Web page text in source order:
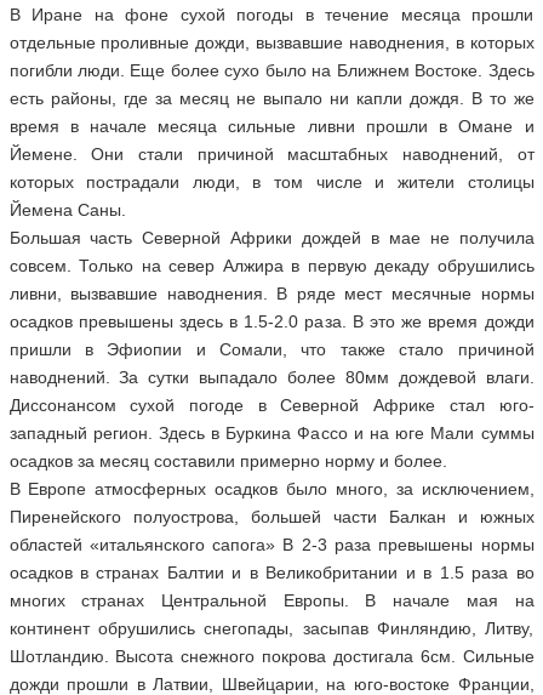
В Иране на фоне сухой погоды в течение месяца прошли
отдельные проливные дожди, вызвавшие наводнения, в которых
погибли люди. Еще более сухо было на Ближнем Востоке. Здесь
есть районы, где за месяц не выпало ни капли дождя. В то же
время в начале месяца сильные ливни прошли в Омане и
Йемене. Они стали причиной масштабных наводнений, от
которых пострадали люди, в том числе и жители столицы
Йемена Саны.
Большая часть Северной Африки дождей в мае не получила
совсем. Только на север Алжира в первую декаду обрушились
ливни, вызвавшие наводнения. В ряде мест месячные нормы
осадков превышены здесь в 1.5-2.0 раза. В это же время дожди
пришли в Эфиопии и Сомали, что также стало причиной
наводнений. За сутки выпадало более 80мм дождевой влаги.
Диссонансом сухой погоде в Северной Африке стал юго-
западный регион. Здесь в Буркина Фассо и на юге Мали суммы
осадков за месяц составили примерно норму и более.
В Европе атмосферных осадков было много, за исключением,
Пиренейского полуострова, большей части Балкан и южных
областей «итальянского сапога» В 2-3 раза превышены нормы
осадков в странах Балтии и в Великобритании и в 1.5 раза во
многих странах Центральной Европы. В начале мая на
континент обрушились снегопады, засыпав Финляндию, Литву,
Шотландию. Высота снежного покрова достигала 6см. Сильные
дожди прошли в Латвии, Швейцарии, на юго-востоке Франции,